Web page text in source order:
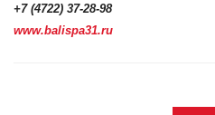
+7 (4722) 37-28-98
www.balispa31.ru